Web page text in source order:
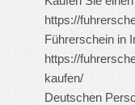
https://
Führerschein in
https://
kaufen/
Deutschen